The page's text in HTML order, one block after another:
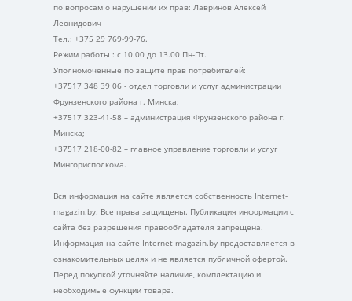
по вопросам о нарушении их прав: Лавринов Алексей
Леонидович
Тел.: +375 29 769-99-76.
Режим работы : с 10.00 до 13.00 Пн-Пт.
Уполномоченные по защите прав потребителей:
+37517 348 39 06 - отдел торговли и услуг администрации
Фрунзенского района г. Минска;
+37517 323-41-58 – администрация Фрунзенского района г.
Минска;
+37517 218-00-82 – главное управление торговли и услуг
Мингорисполкома.
Вся информация на сайте является собственность Internet-
magazin.by. Все права защищены. Публикация информации с
сайта без разрешения правообладателя запрещена.
Информация на сайте Internet-magazin.by предоставляется в
ознакомительных целях и не является публичной офертой.
Перед покупкой уточняйте наличие, комплектацию и
необходимые функции товара.